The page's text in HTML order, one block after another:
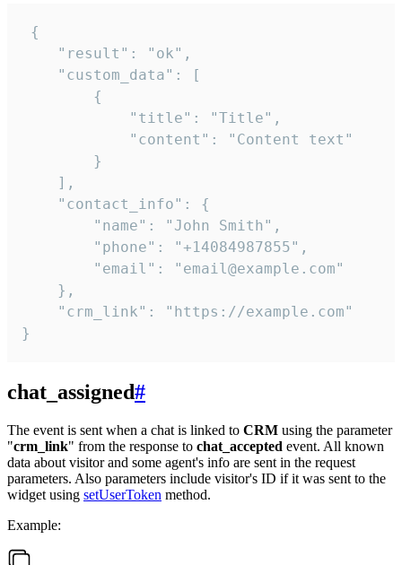
{
    "result": "ok",
    "custom_data": [
        {
            "title": "Title",
            "content": "Content text"
        }
    ],
    "contact_info": {
        "name": "John Smith",
        "phone": "+14084987855",
        "email": "email@example.com"
    },
    "crm_link": "https://example.com"
}
chat_assigned#
The event is sent when a chat is linked to CRM using the parameter
"crm_link" from the response to chat_accepted event. All known
data about visitor and some agent's info are sent in the request
parameters. Also parameters include visitor's ID if it was sent to the
widget using setUserToken method.
Example: